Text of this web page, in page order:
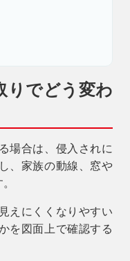
りでどう変わ
場合は、侵入されに
、家族の動線、窓や
えにくくなりやすい
を図面上で確認する